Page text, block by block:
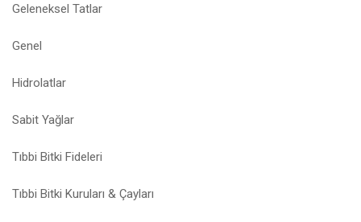
Geleneksel Tatlar
Genel
Hidrolatlar
Sabit Yağlar
Tıbbi Bitki Fideleri
Tıbbi Bitki Kuruları & Çayları